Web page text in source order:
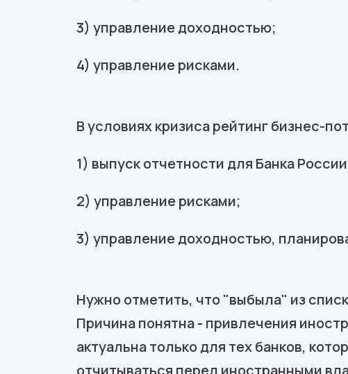
3) управление доходностью;
4) управление рисками.
В условиях кризиса рейтинг бизнес-
1) выпуск отчетности для Банка
2) управление рисками;
3) управление доходностью,
Нужно отметить, что "выбыла" из
Причина понятна - привлечения
актуальна только для тех банков,
отчитываться перед иностранными